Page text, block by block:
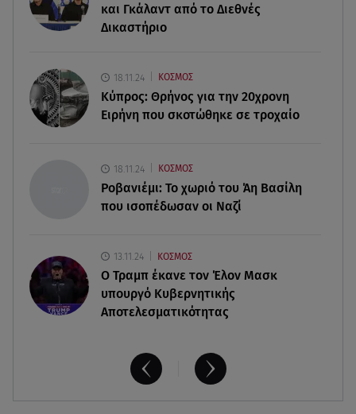
09.08.26 , 12:13
Οι ερωτικές προβλέψεις για την εβδομάδα
09.08.26 , 12:00
Πώς να αποσυνδεθείς (ρεαλιστικά) από το άγχος
στις διακοπές
09.08.26 , 11:55
Διακοπές στην Κρήτη κάνει ο πρωθυπουργός
και Γκάλαντ από το Διεθνές
Δικαστήριο
18.11.24 ΚΟΣΜΟΣ
Κύπρος: Θρήνος για την 20χρονη
Ειρήνη που σκοτώθηκε σε τροχαίο
18.11.24 ΚΟΣΜΟΣ
Ροβανιέμι: Το χωριό του Άη Βασίλη
που ισοπέδωσαν οι Ναζί
13.11.24 ΚΟΣΜΟΣ
O Τραμπ έκανε τον Έλον Μασκ
υπουργό Κυβερνητικής
Αποτελεσματικότητας